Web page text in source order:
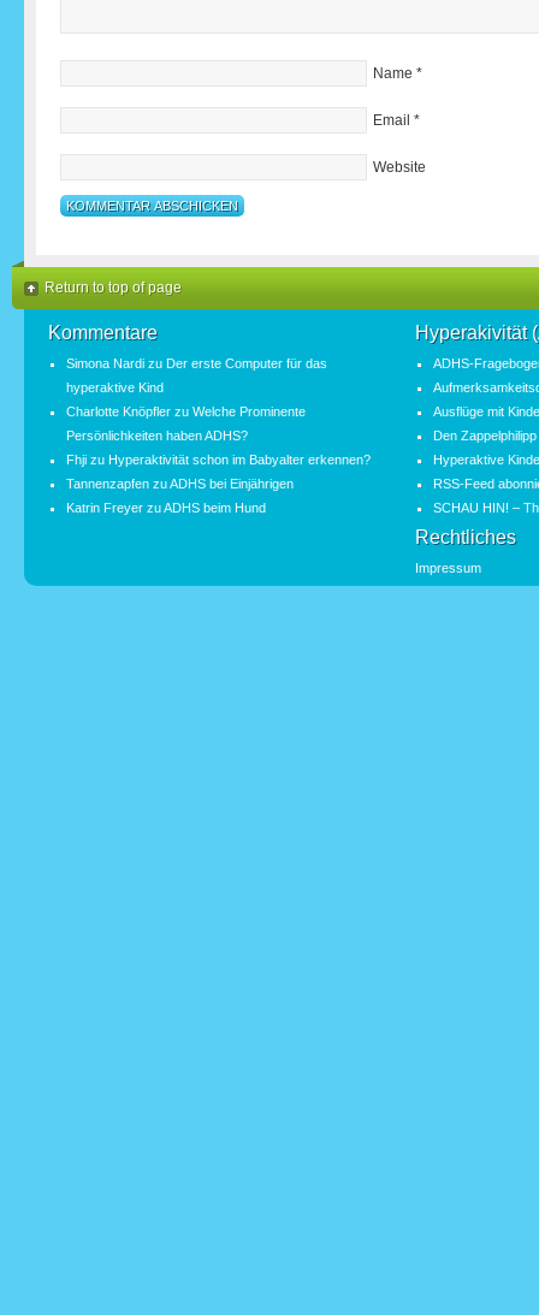
Name *
Email *
Website
Return to top of page
Kommentare
Simona Nardi zu Der erste Computer für das
hyperaktive Kind
Charlotte Knöpfler zu Welche Prominente
Persönlichkeiten haben ADHS?
Fhji zu Hyperaktivität schon im Babyalter erkennen?
Tannenzapfen zuADHS bei Einjährigen
Katrin Freyer zuADHS beim Hund
Hyperakivität
ADHS-
Ausflüge mit
Den
Hyperaktive
RSS-Feed
SCHAU HIN! –
Rechtliches
Impressum